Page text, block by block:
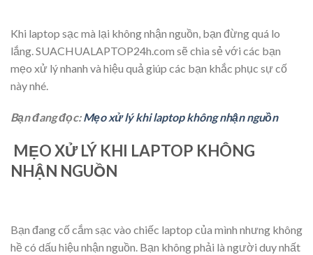
Khi laptop sạc mà lại không nhận nguồn, bạn đừng quá lo
lắng. SUACHUALAPTOP24h.com sẽ chia sẻ với các bạn
mẹo xử lý nhanh và hiệu quả giúp các bạn khắc phục sự cố
này nhé.
Bạn đang đọc:Mẹo xử lý khi laptop không nhận nguồn
MẸO XỬ LÝ KHI LAPTOP KHÔNG
NHẬN NGUỒN
Bạn đang cố cắm sạc vào chiếc laptop của mình nhưng không
hề có dấu hiệu nhận nguồn. Bạn không phải là người duy nhất